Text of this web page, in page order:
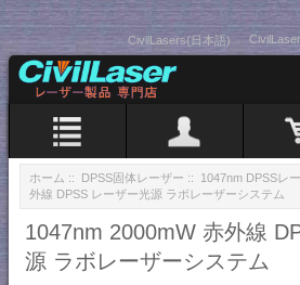
CivilLasers(日本語)
ホーム :: DPSS固体レーザー :: 1047nm DPSSレ
外線 DPSS レーザー光源 ラボレーザーシステム
1047nm 2000mW 赤外線
源 ラボレーザーシステム